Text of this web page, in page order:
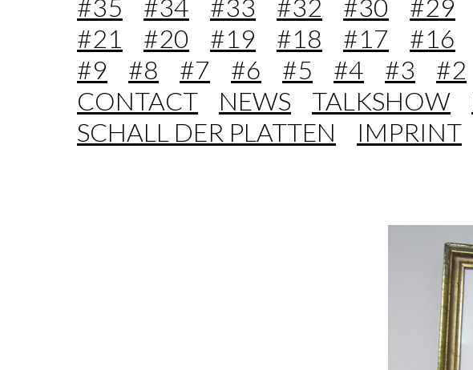
#35
#34 #33 #32 #30 #29
#21
#20 #19 #18 #17 #16
#9
#8 #7 #6 #5 #4 #3 #2
CONTACT
NEWS TALKSHOW
SCHALL DER PLATTEN
IMPRINT